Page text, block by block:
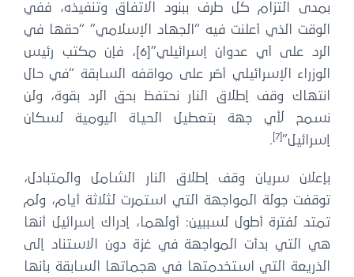
بمدى التزام كل طرف ببنود الاتفاق وتنفيذه، ففي
الوقت الذي أعلنت فيه “الجهاد الإسلامي” “حقها في
الرد على أي عدوان إسرائيلي”[6]، فإن مكتب رئيس
الوزراء الإسرائيلي أصّر على مواقفه السابقة “في حال
انتهاك وقف إطلاق النار نحتفظ بحق الرد بقوة، ولن
نسمح لأي جهة بتعطيل الحياة اليومية لسكان
إسرائيل”
[7]
.
بإعلان سريان وقف إطلاق النار الشامل والمتبادل،
توقفت جولة المواجهة التي استمرت لثلاثة أيام، ولم
تمتد لفترة أطول لسببين: أولهما، إدراك إسرائيل أنها
هي التي بدأت المواجهة في غزة دون الاستناد إلى
الذريعة التي استخدمتها في هجماتها السابقة بأنها